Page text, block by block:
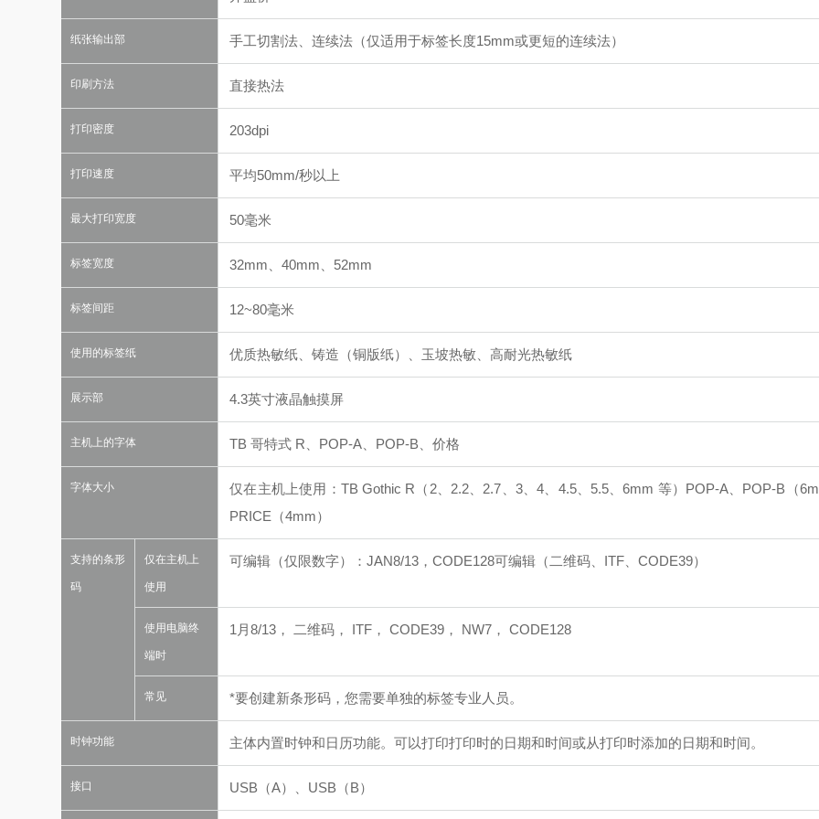
纸张输出部 手工切割法、连续法（仅适用于标签长度15mm或更短的连续法）
印刷方法 直接热法
打印密度 203dpi
打印速度 平均50mm/秒以上
最大打印宽度 50毫米
标签宽度 32mm、40mm、52mm
标签间距 12~80毫米
使用的标签纸 优质热敏纸、铸造（铜版纸）、玉坡热敏、高耐光热敏纸
展示部 4.3英寸液晶触摸屏
主机上的字体 TB 哥特式 R、POP-A、POP-B、价格
字体大小 仅在主机上使用：TB Gothic R（2、2.2、2.7、3、4、4.5、5.5、6mm 等） POP-A、POP-B（
PRICE（4mm）
支持的条形
码
仅在主机上
使用
可编辑（仅限数字）：JAN8/13，CODE128可编辑（二维码、ITF、CODE39）
使用电脑终
端时
1月8/13， 二维码， ITF， CODE39， NW7， CODE128
常见 *要创建新条形码，您需要单独的标签专业人员。
时钟功能 主体内置时钟和日历功能。可以打印打印时的日期和时间或从打印时添加的日期和时间。
接口 USB（A）、USB（B）